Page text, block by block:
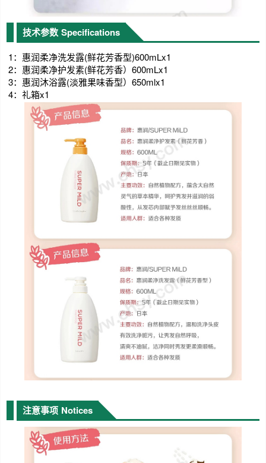
技术参数 Specifications
1：惠润柔净洗发露(鲜花芳香型)600mLx1
2：惠润柔净护发素(鲜花芳香）600mLx1
3：惠润沐浴露(淡雅果味香型）650mlx1
4：礼箱x1
注意事项 Notices